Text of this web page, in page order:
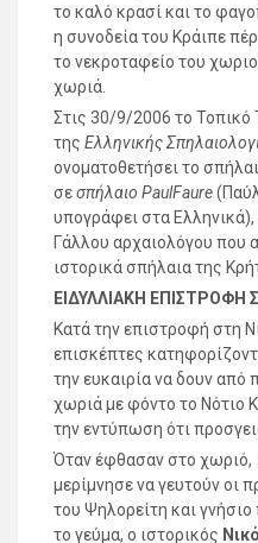
το καλό κρασί και το
η συνοδεία του Κράιπε
το νεκροταφείο του
χωριά.
Στις 30/9/2006 το Τοπικό
της Ελληνικής
ονοματοθετήσει το
σεσπήλαιο PaulFaure
υπογράφει στα
Γάλλου αρχαιολόγου που
ιστορικά σπήλαια της
ΕΙΔΥΛΛΙΑΚΗ ΕΠΙΣΤΡΟΦΗ
Κατά την επιστροφή στη
επισκέπτες
την ευκαιρία να δουν
χωριά με φόντο το Νότιο
την εντύπωση ότι
Όταν έφθασαν στο χωριό,
μερίμνησε να γευτούν οι
του Ψηλορείτη και
το γεύμα, ο ιστορικός